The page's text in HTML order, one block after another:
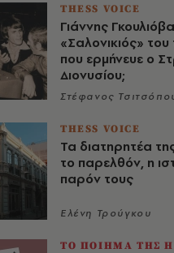
THESS VOICE
Γιάννης
«Σαλονικιός»
που ερμήνευε ο
Διονυσίου;
Στέφανος
THESS VOICE
Τα διατηρητέα
το παρελθόν, η
παρόν τους
Ελένη Τρούγκου
ΤΟ ΠΟΙΗΜΑ ΤΗΣ